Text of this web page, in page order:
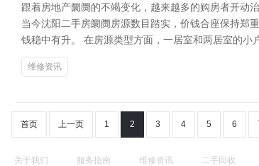
跟着房地产阛阓的不竭变化，越来越多的购房者开动
当今沈阳二手房阛阓房源数目踏实，价钱合座保持郑
钱稳中有升。 在房源类型方面，一居室和两居室的
维修资讯
首页 上一页 1 2 3 4 5 6
关于我们 服务指南 维修资讯 二手回收